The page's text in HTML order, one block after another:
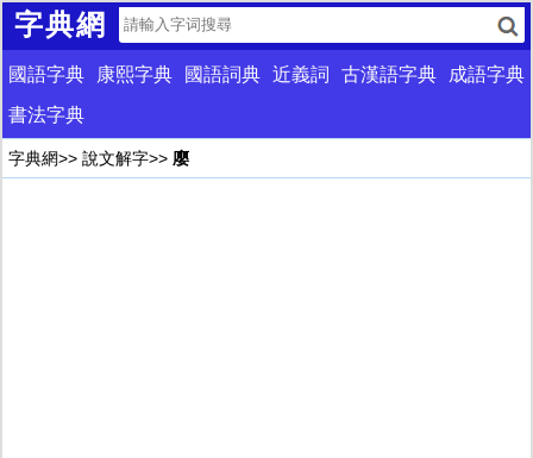
字典網
國語字典 康熙字典 國語詞典 近義詞 古漢語字典
成語字典
書法字典
字典網>> 說文解字>> 廮